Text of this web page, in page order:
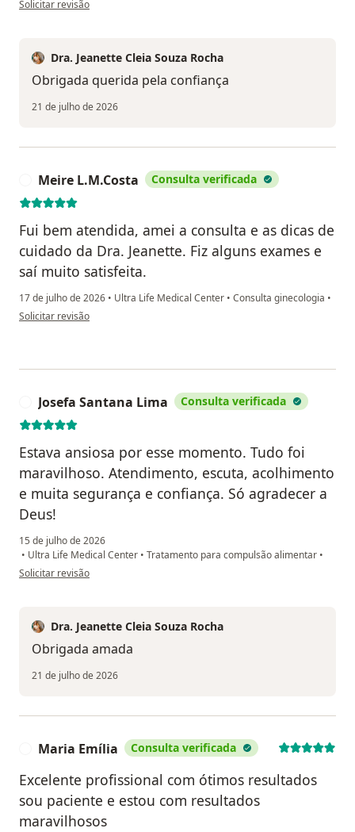
Solicitar revisão
Dra. Jeanette Cleia Souza Rocha
Obrigada querida pela confiança
21 de julho de 2026
Meire L.M.Costa Consulta verificada
Fui bem atendida, amei a consulta e as dicas de
cuidado da Dra. Jeanette. Fiz alguns exames e
saí muito satisfeita.
17 de julho de 2026 • Ultra Life Medical Center • Consulta ginecologia •
na opinião do utilizador Meire L.M.Costa
Solicitar revisão
Josefa Santana Lima Consulta verificada
Estava ansiosa por esse momento. Tudo foi
maravilhoso. Atendimento, escuta, acolhimento
e muita segurança e confiança. Só agradecer a
Deus!
15 de julho de 2026
• Ultra Life Medical Center • Tratamento para compulsão alimentar •
na opinião do utilizador Josefa Santana Lima
Solicitar revisão
Dra. Jeanette Cleia Souza Rocha
Obrigada amada
21 de julho de 2026
Maria Emília Consulta verificada
Excelente profissional com ótimos resultados
sou paciente e estou com resultados
maravilhosos